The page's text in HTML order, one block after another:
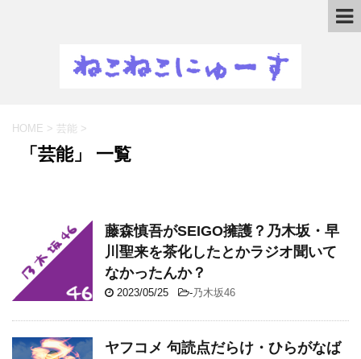
HOME > 芸能 >
「芸能」 一覧
藤森慎吾がSEIGO擁護？乃木坂・早
川聖来を茶化したとかラジオ聞いて
なかったんか？
2023/05/25 -乃木坂46
ヤフコメ 句読点だらけ・ひらがなば